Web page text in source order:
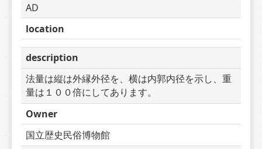
AD
location
description
法量は縦は外縁外径を、横は内郭内径を示し、重
量は１００倍にしてあります。
Owner
国立歴史民俗博物館